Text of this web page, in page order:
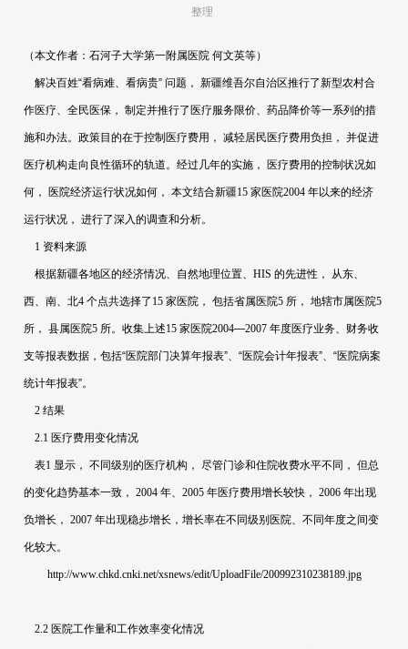
整理
（本文作者：石河子大学第一附属医院 何文英等）
解决百姓“看病难、看病贵” 问题， 新疆维吾尔自治区推行了新型农村合
作医疗、全民医保， 制定并推行了医疗服务限价、药品降价等一系列的措
施和办法。政策目的在于控制医疗费用， 减轻居民医疗费用负担， 并促进
医疗机构走向良性循环的轨道。经过几年的实施， 医疗费用的控制状况如
何， 医院经济运行状况如何， 本文结合新疆15家医院2004年以来的经济
运行状况， 进行了深入的调查和分析。
1 资料来源
根据新疆各地区的经济情况、自然地理位置、HIS的先进性， 从东、
西、南、北4个点共选择了 15家医院， 包括省属医院5 所， 地辖市属医院5
所， 县属医院5 所。收集上述15家医院2004—2007年度医疗业务、财务收
支等报表数据，包括“医院部门决算年报表”、“医院会计年报表”、“医院病案
统计年报表”。
2结果
2.1 医疗费用变化情况
表1 显示， 不同级别的医疗机构， 尽管门诊和住院收费水平不同， 但总
的变化趋势基本一致， 2004年、2005年医疗费用增长较快， 2006年出现
负增长， 2007年出现稳步增长，增长率在不同级别医院、不同年度之间变
化较大。
http://www.chkd.cnki.net/xsnews/edit/UploadFile/200992310238189.jpg
2.2 医院工作量和工作效率变化情况